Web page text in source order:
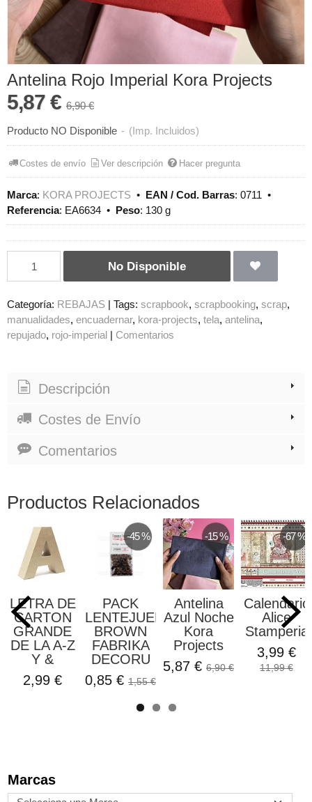
Marcas
Antelina Rojo Imperial Kora Projects
5,87 € 6,90 €
Producto NO Disponible - (Imp. Incluidos)
Costes de envío Ver descripción Hacer pregunta
Marca: KORA PROJECTS • EAN / Cod. Barras: 0711 •
Referencia: EA6634 • Peso: 130 g
No Disponible
Categoría: REBAJAS Tags: scrapbook scrapbooking scrap
manualidades encuadernar kora-projects tela antelina
repujado rojo-imperial Comentarios
Descripción
Costes de Envío
Comentarios
Productos Relacionados
LETRA DE
CARTON
GRANDE
DE LA A-Z
Y &
2,99 €
-45 %
PACK
LENTEJUELAS
BROWN
FABRIKA
DECORU
0,85 € 1,55 €
-15 %
Antelina
Azul Noche
Kora
Projects
5,87 € 6,90 €
-67 %
Calendario
Alice
Stamperia
3,99 €
11,99 €